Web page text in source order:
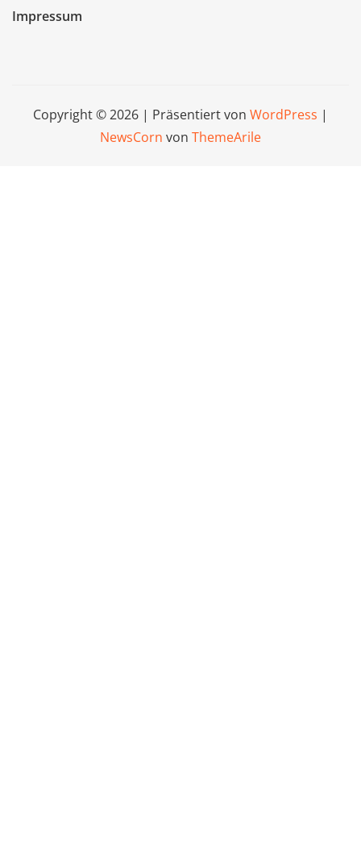
Impressum
Copyright © 2026 | Präsentiert von WordPress |
NewsCorn von ThemeArile